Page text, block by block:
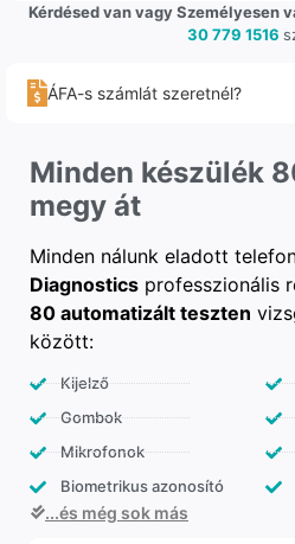
Kérdésed van vagy Személyesen
30 779 1516
ÁFA-s számlát szeretnél?
Minden készülék
megy át
Minden nálunk eladott
Diagnostics professzionális
80 automatizált teszten
között:
Kijelző
Gombok
Mikrofonok
Biometrikus azonosító
...és még sok más